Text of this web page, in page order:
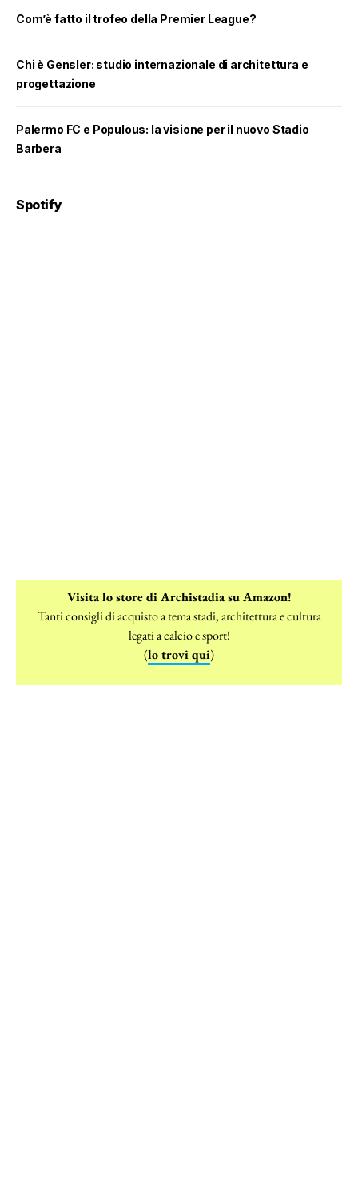
Com’è fatto il trofeo della Premier League?
Chi è Gensler: studio internazionale di architettura e
progettazione
Palermo FC e Populous: la visione per il nuovo Stadio
Barbera
Spotify
Visita lo store di Archistadia su Amazon!
Tanti consigli di acquisto a tema stadi, architettura e cultura
legati a calcio e sport!
(lo trovi qui)